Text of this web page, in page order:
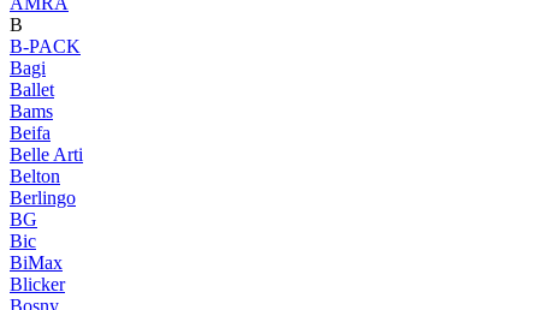
B
B-PACK
Bagi
Ballet
Bams
Beifa
Belle Arti
Belton
Berlingo
BG
Bic
BiMax
Blicker
Bosny